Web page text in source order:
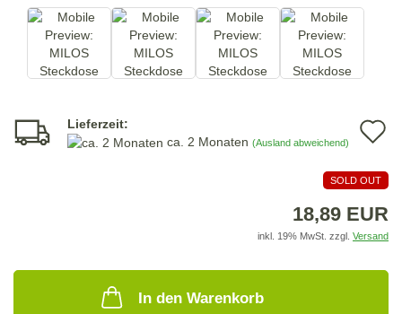
Lieferzeit:
ca. 2 Monaten (Ausland abweichend)
SOLD OUT
18,89 EUR
inkl. 19% MwSt. zzgl. Versand
In den Warenkorb